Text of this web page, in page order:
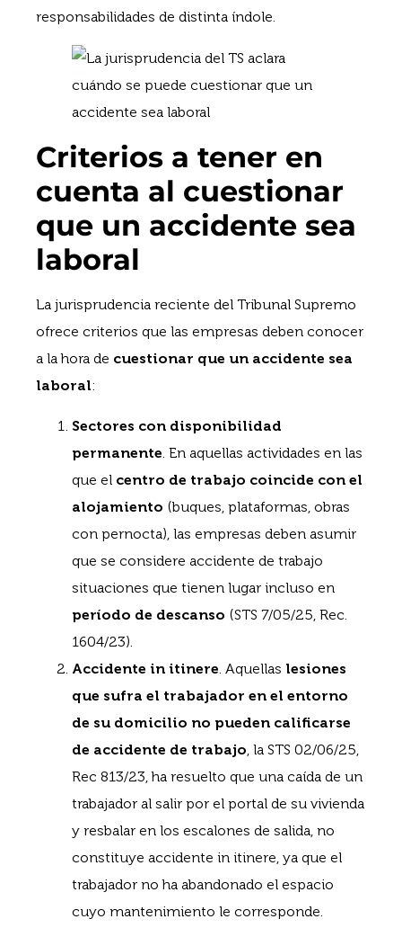
responsabilidades de distinta índole.
Criterios a tener en
cuenta al cuestionar
que un accidente sea
laboral
La jurisprudencia reciente del Tribunal Supremo
ofrece criterios que las empresas deben conocer
a la hora de cuestionar que un accidente sea
laboral:
Sectores con disponibilidad
permanente . En aquellas actividades en las
que el centro de trabajo coincide con el
alojamiento (buques, plataformas, obras
con pernocta), las empresas deben asumir
que se considere accidente de trabajo
situaciones que tienen lugar incluso en
período de descanso (STS 7/05/25, Rec.
1604/23).
Accidente in itinere . Aquellas lesiones
que sufra el trabajador en el entorno
de su domicilio no pueden calificarse
de accidente de trabajo , la STS 02/06/25,
Rec 813/23, ha resuelto que una caída de un
trabajador al salir por el portal de su vivienda
y resbalar en los escalones de salida, no
constituye accidente in itinere, ya que el
trabajador no ha abandonado el espacio
cuyo mantenimiento le corresponde.